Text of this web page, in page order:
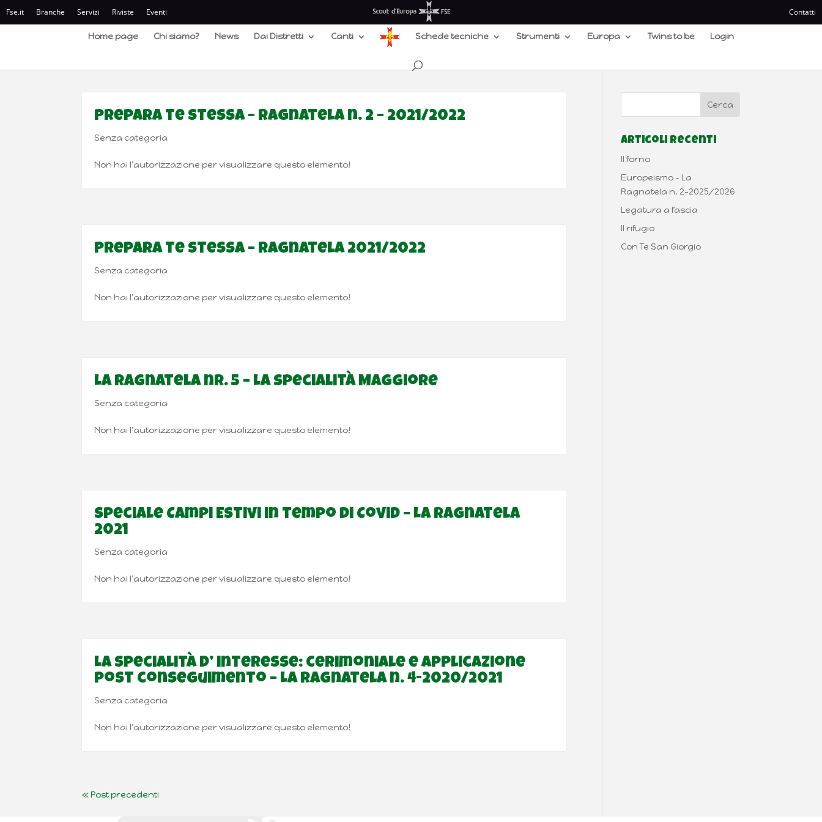
Fse.it Branche Servizi Riviste Eventi Contatti
Home page Chi siamo? News Dai Distretti Canti Schede tecniche Strumenti Europa Twins to be Login
Prepara te stessa – Ragnatela n. 2 – 2021/2022
Senza categoria
Non hai l’autorizzazione per visualizzare questo elemento!
Prepara te stessa – Ragnatela 2021/2022
Senza categoria
Non hai l’autorizzazione per visualizzare questo elemento!
La Ragnatela nr. 5 – La Specialità Maggiore
Senza categoria
Non hai l’autorizzazione per visualizzare questo elemento!
Speciale Campi Estivi in tempo di Covid – La Ragnatela
2021
Senza categoria
Non hai l’autorizzazione per visualizzare questo elemento!
La Specialità d’ interesse: cerimoniale e applicazione
post conseguimento – La Ragnatela n. 4-2020/2021
Senza categoria
Non hai l’autorizzazione per visualizzare questo elemento!
« Post precedenti
Articoli recenti
Il forno
Europeismo – La
Ragnatela n. 2-2025/2026
Legatura a fascia
Il rifugio
Con Te San Giorgio